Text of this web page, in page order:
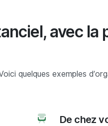
avec
quelques exemples
De chez